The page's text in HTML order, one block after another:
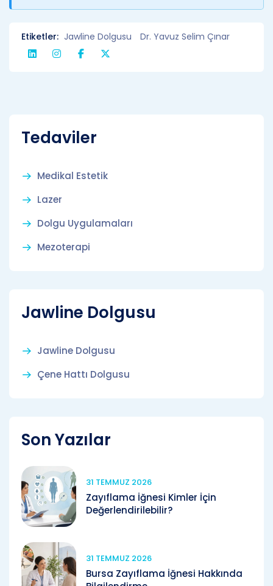
Etiketler: Jawline Dolgusu Dr. Yavuz Selim Çınar
Tedaviler
Medikal Estetik
Lazer
Dolgu Uygulamaları
Mezoterapi
Jawline Dolgusu
Jawline Dolgusu
Çene Hattı Dolgusu
Son Yazılar
31 TEMMUZ 2026
Zayıflama İğnesi Kimler İçin
Değerlendirilebilir?
31 TEMMUZ 2026
Bursa Zayıflama İğnesi Hakkında